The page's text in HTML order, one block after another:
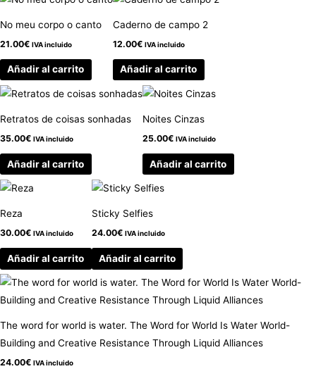
No meu corpo o canto
21.00€ IVA incluido
Añadir al carrito
Caderno de campo 2
12.00€ IVA incluido
Añadir al carrito
Retratos de coisas sonhadas
35.00€ IVA incluido
Añadir al carrito
Noites Cinzas
25.00€ IVA incluido
Añadir al carrito
Reza
30.00€ IVA incluido
Añadir al carrito
Sticky Selfies
24.00€ IVA incluido
Añadir al carrito
The word for world is water. The Word for World Is Water World-
Building and Creative Resistance Through Liquid Alliances
24.00€ IVA incluido